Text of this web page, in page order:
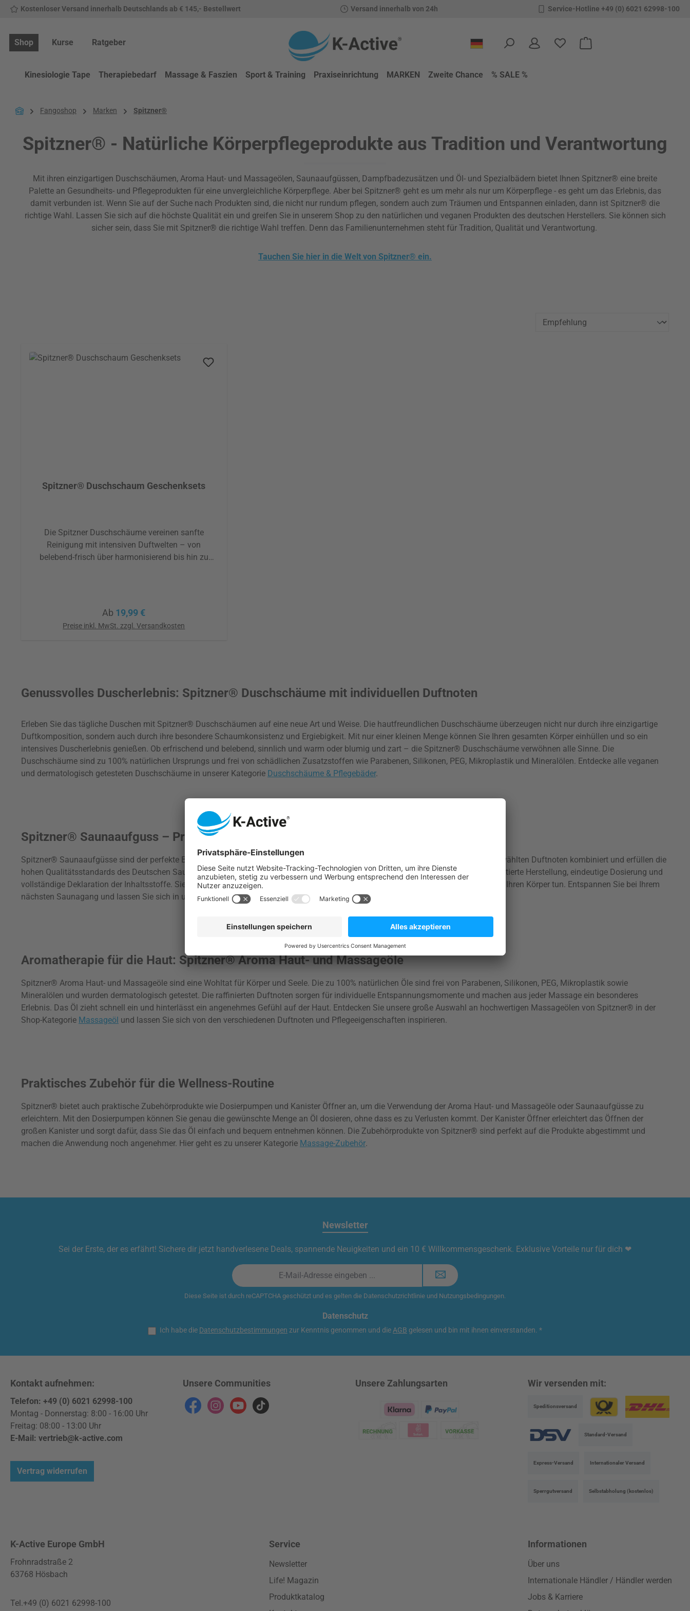
Hauptinhalt springen
Zur Suche springen
Zur Hauptnavigation springen
Kostenloser Versand innerhalb Deutschlands ab € 145,- Bestellwert Versand innerhalb von 24h Service-Hotline +49 (0) 6021 62998-100
Shop Kurse Ratgeber Du hast 0 Produkte auf dem Merkzettel
Warenkorb enthält 0
Kinesiologie Tape Therapiebedarf Massage & Faszien Sport & Training Praxiseinrichtung MARKEN Zweite Chance % SALE %
Fangoshop Marken Spitzner®
Spitzner® - Natürliche Körperpflegeprodukte aus Tradition und Verantwortung
Mit ihren einzigartigen Duschschäumen, Aroma Haut- und Massageölen, Saunaaufgüssen, Dampfbadezusätzen und Öl- und Spezialbädern bietet Ihnen Spitzner® eine breite
Palette an Gesundheits- und Pflegeprodukten für eine unvergleichliche Körperpflege. Aber bei Spitzner® geht es um mehr als nur um Körperpflege - es geht um das Erlebnis, das
damit verbunden ist. Wenn Sie auf der Suche nach Produkten sind, die nicht nur rundum pflegen, sondern auch zum Träumen und Entspannen einladen, dann ist Spitzner® die
richtige Wahl. Lassen Sie sich auf die höchste Qualität ein und greifen Sie in unserem Shop zu den natürlichen und veganen Produkten des deutschen Herstellers. Sie können sich
sicher sein, dass Sie mit Spitzner® die richtige Wahl treffen. Denn das Familienunternehmen steht für Tradition, Qualität und Verantwortung.
Tauchen Sie hier in die Welt von Spitzner® ein.
Spitzner® Duschschaum Geschenksets
Die Spitzner Duschschäume vereinen sanfte
Reinigung mit intensiven Duftwelten – von
belebend-frisch über harmonisierend bis hin zu
Wohlfühlritual.Wähle je nach Verfügbarkeit
zwischen verschiedenen Düften, Inhaltsmengen und
Regulärer Preis:
Ab 19,99 €
Preise inkl. MwSt. zzgl. Versandkosten
Genussvolles Duscherlebnis: Spitzner® Duschschäume mit individuellen Duftnoten
Erleben Sie das tägliche Duschen mit Spitzner® Duschschäumen auf eine neue Art und Weise. Die hautfreundlichen Duschschäume überzeugen nicht nur durch ihre einzigartige
Duftkomposition, sondern auch durch ihre besondere Schaumkonsistenz und Ergiebigkeit. Mit nur einer kleinen Menge können Sie Ihren gesamten Körper einhüllen und so ein
intensives Duscherlebnis genießen. Ob erfrischend und belebend, sinnlich und warm oder blumig und zart – die Spitzner® Duschschäume verwöhnen alle Sinne. Die
Duschschäume sind zu 100% natürlichen Ursprungs und frei von schädlichen Zusatzstoffen wie Parabenen, Silikonen, PEG, Mikroplastik und Mineralölen. Entdecke alle veganen
und dermatologisch getesteten Duschschäume in unserer Kategorie Duschschäume & Pflegebäder.
Spitzner® Saunaaufguss – Premium Qualität für Ihre Wellness-Oase
Spitzner® Saunaaufgüsse sind der perfekte Begleiter für jeden Saunaliebhaber. Die hochwertigen Aufgüsse sind mit sorgfältig ausgewählten Duftnoten kombiniert und erfüllen die
hohen Qualitätsstandards des Deutschen Sauna-Bundes. Das unabhängige Qualitätssiegel steht für natürliche Inhaltsstoffe, dokumentierte Herstellung, eindeutige Dosierung und
vollständige Deklaration der Inhaltsstoffe. Sie können sich also sicher sein, dass Sie mit Spitzner® Saunaaufgüssen nur das Beste für Ihren Körper tun. Entspannen Sie bei Ihrem
nächsten Saunagang und lassen Sie sich in unserer KategorieSaunaaufgussvon den exklusiven Düften verzaubern.
Aromatherapie für die Haut: Spitzner® Aroma Haut- und Massageöle
Spitzner® Aroma Haut- und Massageöle sind eine Wohltat für Körper und Seele. Die zu 100% natürlichen Öle sind frei von Parabenen, Silikonen, PEG, Mikroplastik sowie
Mineralölen und wurden dermatologisch getestet. Die raffinierten Duftnoten sorgen für individuelle Entspannungsmomente und machen aus jeder Massage ein besonderes
Erlebnis. Das Öl zieht schnell ein und hinterlässt ein angenehmes Gefühl auf der Haut. Entdecken Sie unsere große Auswahl an hochwertigen Massageölen von Spitzner® in der
Shop-Kategorie Massageöl und lassen Sie sich von den verschiedenen Duftnoten und Pflegeeigenschaften inspirieren.
Praktisches Zubehör für die Wellness-Routine
Spitzner® bietet auch praktische Zubehörprodukte wie Dosierpumpen und Kanister Öffner an, um die Verwendung der Aroma Haut- und Massageöle oder Saunaaufgüsse zu
erleichtern. Mit den Dosierpumpen können Sie genau die gewünschte Menge an Öl dosieren, ohne dass es zu Verlusten kommt. Der Kanister Öffner erleichtert das Öffnen der
großen Kanister und sorgt dafür, dass Sie das Öl einfach und bequem entnehmen können. Die Zubehörprodukte von Spitzner® sind perfekt auf die Produkte abgestimmt und
machen die Anwendung noch angenehmer. Hier geht es zu unserer Kategorie Massage-Zubehör.
Newsletter
Sei der Erste, der es erfährt! Sichere dir jetzt handverlesene Deals, spannende Neuigkeiten und ein 10 € Willkommensgeschenk. Exklusive Vorteile nur für dich ❤
E-
Mail-
Diese Seite ist durch reCAPTCHA geschützt und es gelten die Datenschutzrichtlinie und Nutzungsbedingungen
Datenschutz
Ich habe die Datenschutzbestimmungen zur Kenntnis genommen und die AGB gelesen und bin mit ihnen einverstanden. *
Kontakt aufnehmen:
Telefon: +49 (0) 6021 62998-100
Montag - Donnerstag: 8:00 - 16:00 Uhr
Freitag: 08:00 - 13:00 Uhr
E-Mail: vertrieb@k-active.com
Vertrag widerrufen
Unsere Communities
FacebookInstagramYouTubeTikTok
Unsere Zahlungsarten Wir versenden mit:
Standard-Versand
Express-Versand Internationaler Versand
Sperrgutversand Selbstabholung (kostenlos)
Speditionsversand
K-Active Europe GmbH
Frohnradstraße 2
63768 Hösbach
Tel.+49 (0) 6021 62998-100
Service
Newsletter
Life! Magazin
Produktkatalog
Informationen
Über uns
Internationale Händler / Händler werden
Jobs & Karriere